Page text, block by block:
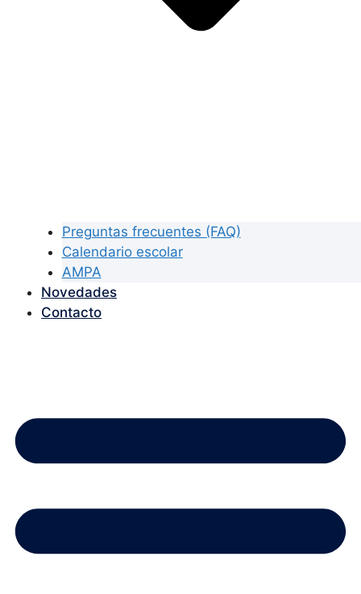
Preguntas frecuentes (FAQ)
Calendario escolar
AMPA
Novedades
Contacto